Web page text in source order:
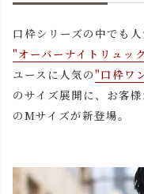
口枠シリーズの中でも
"オーバーナイトリュッ
ユースに人気の"口枠ワ
のサイズ展開に、お客
のМサイズが新登場。